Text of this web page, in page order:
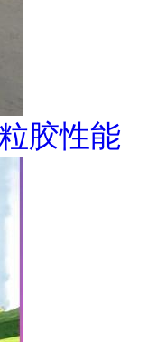
胶性能